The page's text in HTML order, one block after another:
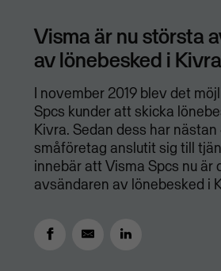
Visma är nu största
av lönebesked i Kivra
I november 2019 blev det
Spcs kunder att skicka
Kivra. Sedan dess har
småföretag anslutit sig till
innebär att Visma Spcs nu är
avsändaren av lönebesked i